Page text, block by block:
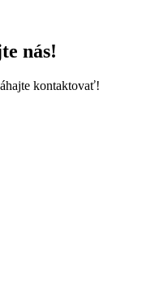
nás!
kontaktovať!